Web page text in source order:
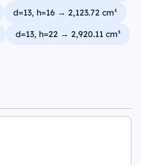
d=13, h=16 → 2,123.72 cm³
d=13, h=22 → 2,920.11 cm³